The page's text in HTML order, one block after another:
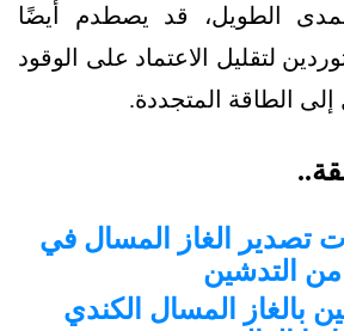
الطويل، قد يصطدم أيضًا
لتقليل الاعتماد على الوقود
إلى الطاقة المتجددة.
تصدير الغاز المسال في
التدشين
بالغاز المسال الكندي